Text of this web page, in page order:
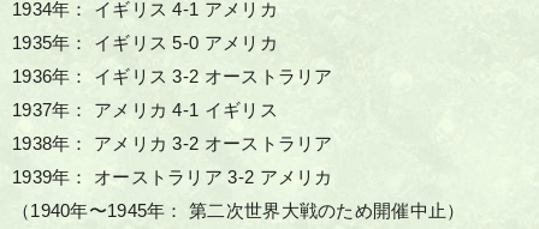
1934年： イギリス 4-1 アメリカ
1935年： イギリス 5-0 アメリカ
1936年： イギリス 3-2 オーストラリア
1937年： アメリカ 4-1 イギリス
1938年： アメリカ 3-2 オーストラリア
1939年： オーストラリア 3-2 アメリカ
（1940年〜1945年： 第二次世界大戦のため開催中止）